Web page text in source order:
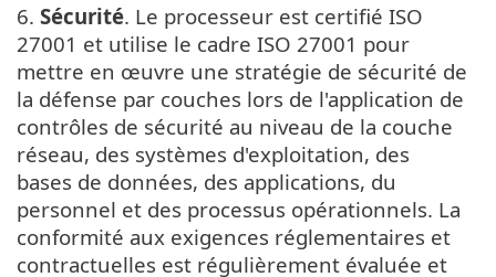
6. Sécurité. Le processeur est certifié ISO
27001 et utilise le cadre ISO 27001 pour
mettre en œuvre une stratégie de sécurité de
la défense par couches lors de l'application de
contrôles de sécurité au niveau de la couche
réseau, des systèmes d'exploitation, des
bases de données, des applications, du
personnel et des processus opérationnels. La
conformité aux exigences réglementaires et
contractuelles est régulièrement évaluée et